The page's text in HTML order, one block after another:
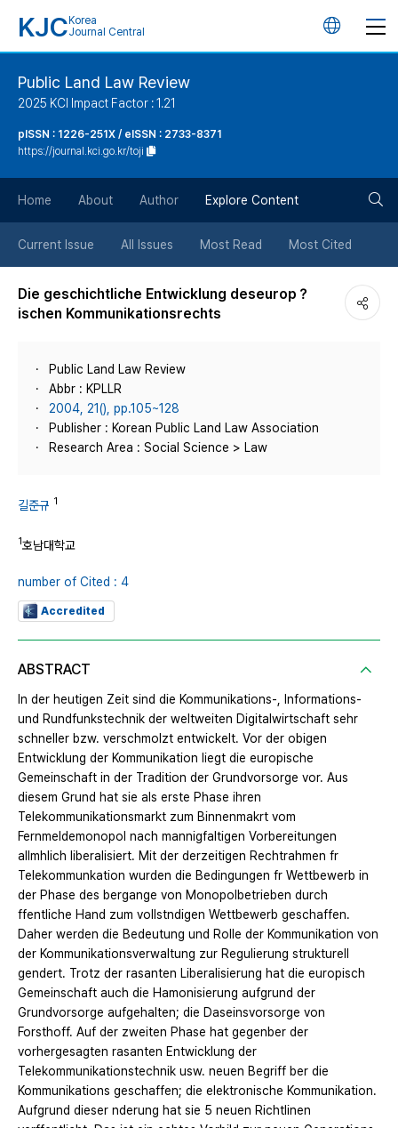
KJC Korea
Journal Central
언
튼
Public Land Law Review
2025 KCI Impact Factor : 1.21
pISSN : 1226-251X / eISSN : 2733-8371
https://journal.kci.go.kr/toji
Home About Author Explore Content
Current Issue All Issues Most Read Most Cited
Die geschichtliche Entwicklung deseurop？
ischen Kommunikationsrechts
Public Land Law Review
Abbr : KPLLR
2004, 21(), pp.105~128
Publisher : Korean Public Land Law Association
Research Area : Social Science > Law
길준규 1
1호남대학교
number of Cited : 4
Accredited
ABSTRACT
In der heutigen Zeit sind die Kommunikations-, Informations-
und Rundfunkstechnik der weltweiten Digitalwirtschaft sehr
schneller bzw. verschmolzt entwickelt. Vor der obigen
Entwicklung der Kommunikation liegt die europische
Gemeinschaft in der Tradition der Grundvorsorge vor. Aus
diesem Grund hat sie als erste Phase ihren
Telekommunikationsmarkt zum Binnenmakrt vom
Fernmeldemonopol nach mannigfaltigen Vorbereitungen
allmhlich liberalisiert. Mit der derzeitigen Rechtrahmen fr
Telekommunkation wurden die Bedingungen fr Wettbewerb in
der Phase des bergange von Monopolbetrieben durch
ffentliche Hand zum vollstndigen Wettbewerb geschaffen.
Daher werden die Bedeutung und Rolle der Kommunikation von
der Kommunikationsverwaltung zur Regulierung strukturell
gendert. Trotz der rasanten Liberalisierung hat die europisch
Gemeinschaft auch die Hamonisierung aufgrund der
Grundvorsorge aufgehalten; die Daseinsvorsorge von
Forsthoff. Auf der zweiten Phase hat gegenber der
vorhergesagten rasanten Entwicklung der
Telekommunikationstechnik usw. neuen Begriff ber die
Kommunikations geschaffen; die elektronische Kommunikation.
Aufgrund dieser nderung hat sie 5 neuen Richtlinen